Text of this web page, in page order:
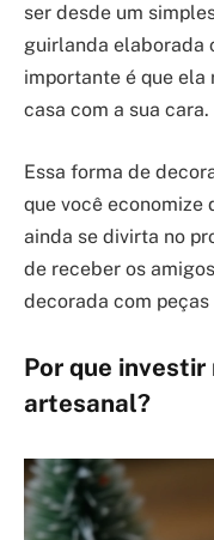
ser desde um
guirlanda elaborada
importante é que ela
casa com a sua cara.
Essa forma de
que você economize
ainda se divirta no
de receber os
decorada com
Por que
artesanal?